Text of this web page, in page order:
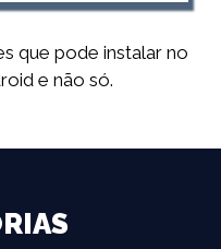
que pode instalar no
e não só.